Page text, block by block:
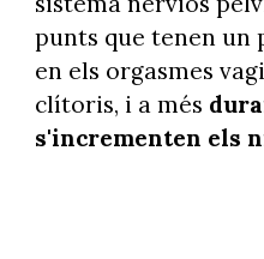
punts que tenen
en els orgasmes
clítoris, i a més
s'incrementen els